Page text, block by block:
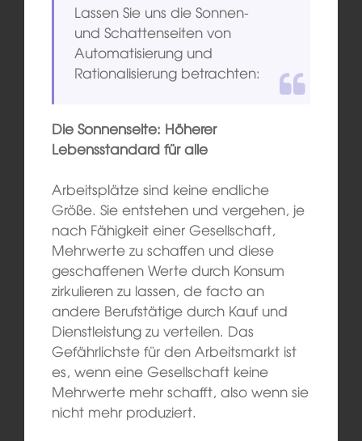
Lassen Sie uns die Sonnen-
und Schattenseiten von
Automatisierung und
Rationalisierung betrachten:
Die Sonnenseite: Höherer
Lebensstandard für alle
Arbeitsplätze sind keine endliche
Größe. Sie entstehen und vergehen, je
nach Fähigkeit einer Gesellschaft,
Mehrwerte zu schaffen und diese
geschaffenen Werte durch Konsum
zirkulieren zu lassen, de facto an
andere Berufstätige durch Kauf und
Dienstleistung zu verteilen. Das
Gefährlichste für den Arbeitsmarkt ist
es, wenn eine Gesellschaft keine
Mehrwerte mehr schafft, also wenn sie
nicht mehr produziert.